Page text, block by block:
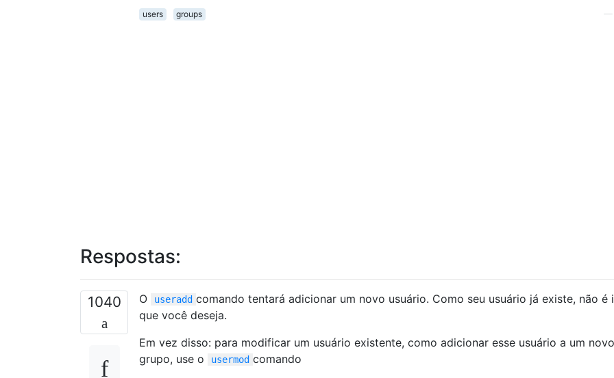
users groups —
Respostas:
1040 O useradd comando tentará adicionar um novo usuário. Como seu usuário já existe, não é
que você deseja.
Em vez disso: para modificar um usuário existente, como adicionar esse usuário a um novo
grupo, use o
usermod comando